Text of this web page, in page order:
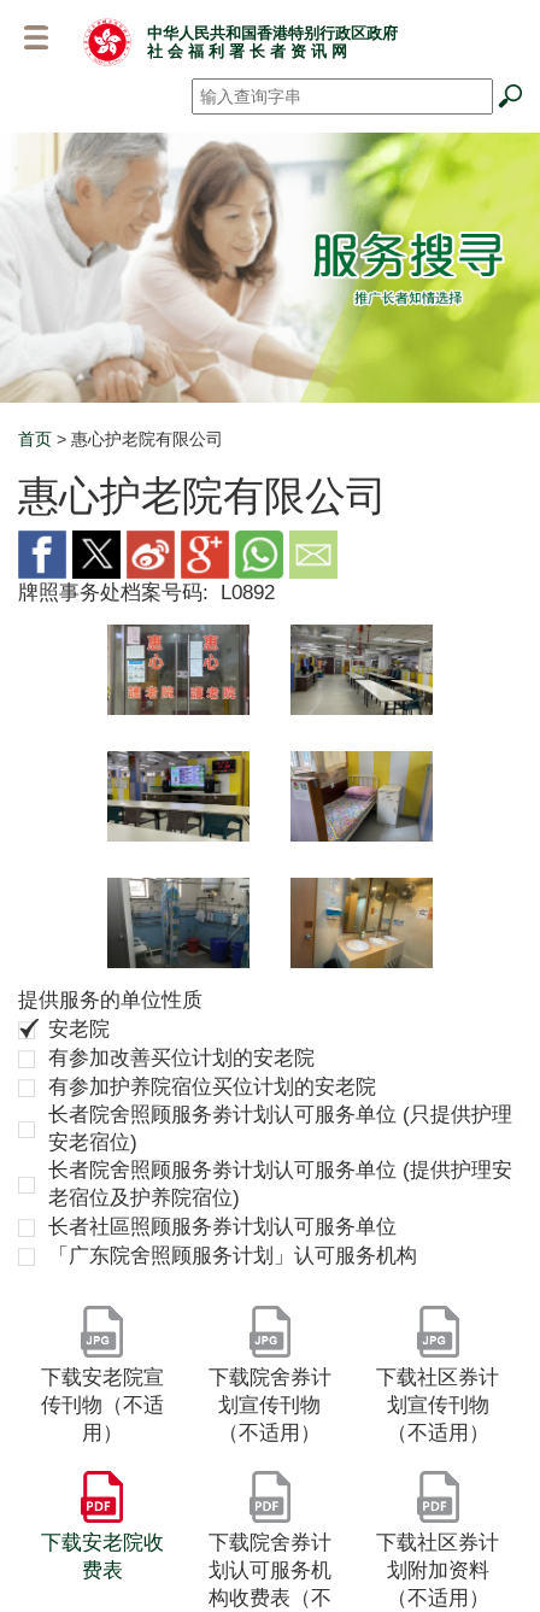
中华人民共和国香港特别行政区政府
社 会 福 利 署 长 者 资 讯 网
搜寻 *
Breadcrumb
首页 > 惠心护老院有限公司
惠心护老院有限公司
牌照事务处档案号码: L0892
提供服务的单位性质
安老院
有参加改善买位计划的安老院
有参加护养院宿位买位计划的安老院
长者院舍照顾服务劵计划认可服务单位 (只提供护理
安老宿位)
长者院舍照顾服务劵计划认可服务单位 (提供护理安
老宿位及护养院宿位)
长者社區照顾服务券计划认可服务单位
「广东院舍照顾服务计划」认可服务机构
下载安老院宣
传刊物（不适
用）
下载院舍券计
划宣传刊物
（不适用）
下载社区券计
划宣传刊物
（不适用）
下载安老院收
费表
下载院舍券计
划认可服务机
构收费表（不
下载社区券计
划附加资料
（不适用）